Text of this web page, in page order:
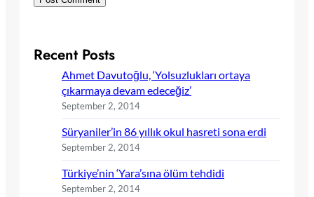
Recent Posts
Ahmet Davutoğlu, ‘Yolsuzlukları ortaya
çıkarmaya devam edeceğiz’
September 2, 2014
Süryaniler’in 86 yıllık okul hasreti sona erdi
September 2, 2014
Türkiye’nin ‘Yara’sına ölüm tehdidi
September 2, 2014